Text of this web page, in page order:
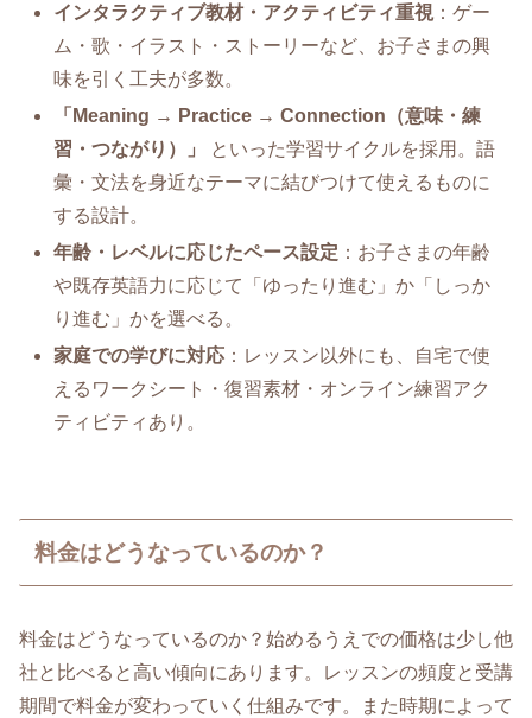
インタラクティブ教材・アクティビティ重視 ：ゲー
ム・歌・イラスト・ストーリーなど、お子さまの興
味を引く工夫が多数。
「Meaning → Practice → Connection（意味・練
習・つながり）」
といった学習サイクルを採用。語
彙・文法を身近なテーマに結びつけて使えるものに
する設計。
年齢・レベルに応じたペース設定 ：お子さまの年齢
や既存英語力に応じて「ゆったり進む」か「しっか
り進む」かを選べる。
家庭での学びに対応 ：レッスン以外にも、自宅で使
えるワークシート・復習素材・オンライン練習アク
ティビティあり。
料金はどうなっているのか？
料金はどうなっているのか？始めるうえでの価格は少し他
社と比べると高い傾向にあります。レッスンの頻度と受講
期間で料金が変わっていく仕組みです。また時期によって